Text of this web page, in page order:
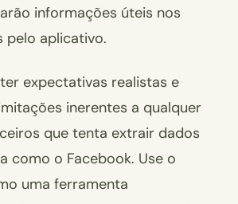
informações úteis nos
pelo aplicativo.
expectativas realistas e
inerentes a qualquer
que tenta extrair dados
como o Facebook. Use o
uma ferramenta